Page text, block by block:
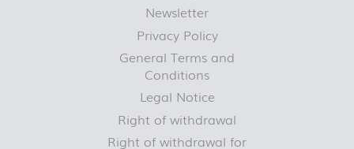
Newsletter
Privacy Policy
General Terms and
Conditions
Legal Notice
Right of withdrawal
Right of withdrawal for